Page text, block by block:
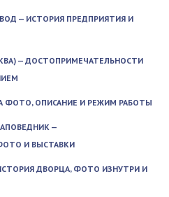
— ИСТОРИЯ ПРЕДПРИЯТИЯ И
— ДОСТОПРИМЕЧАТЕЛЬНОСТИ
ФОТО, ОПИСАНИЕ И РЕЖИМ РАБОТЫ
—
И ВЫСТАВКИ
ДВОРЦА, ФОТО ИЗНУТРИ И